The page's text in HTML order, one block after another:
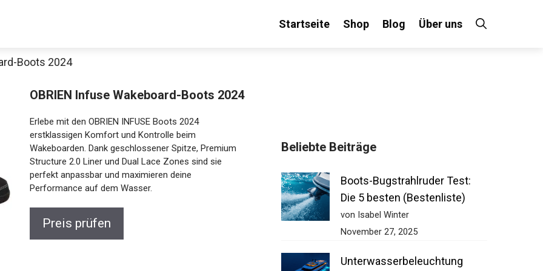
Startseite Shop Blog Über uns
Boots 2024
OBRIEN Infuse Wakeboard-Boots 2024
Erlebe mit den OBRIEN INFUSE Boots 2024
erstklassigen Komfort und Kontrolle beim
Wakeboarden. Dank geschlossener Spitze, Premium
Structure 2.0 Liner und Dual Lace Zones sind sie
perfekt anpassbar und maximieren deine
Performance auf dem Wasser.
Preis prüfen
Beliebte Beiträge
Boots-Bugstrahlruder Test:
Die 5 besten (Bestenliste)
von Isabel Winter
November 27, 2025
Unterwasserbeleuchtung